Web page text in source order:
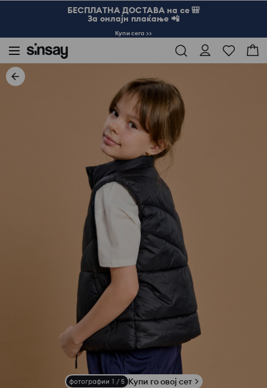
БЕСПЛАТНА ДОСТАВА на се 🎒
За онлајн плаќање 📲
Купи сега >>
фотографии 1 / 5 Купи го овој сет